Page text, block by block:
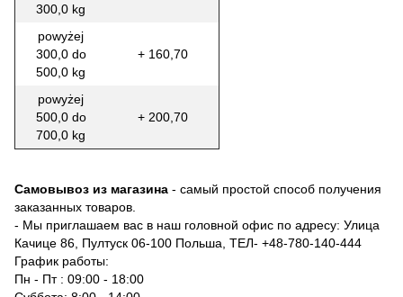
300,0 kg
powyżej
300,0 do
500,0 kg
+ 160,70
powyżej
500,0 do
700,0 kg
+ 200,70
Самовывоз из магазина - самый простой способ получения
заказанных товаров.
- Мы приглашаем вас в наш головной офис по адресу: Улица
Качице 86, Пултуск 06-100 Польша, ТЕЛ- +48-780-140-444
График работы:
Пн - Пт : 09:00 - 18:00